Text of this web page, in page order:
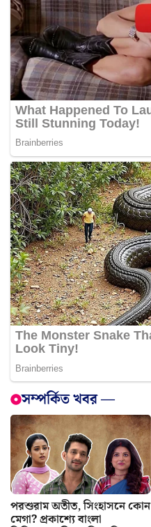
সম্পর্কিত খবর —
পরশুরাম অতীত, সিংহাসনে কোন
মেগা? প্রকাশ্যে বাংলা